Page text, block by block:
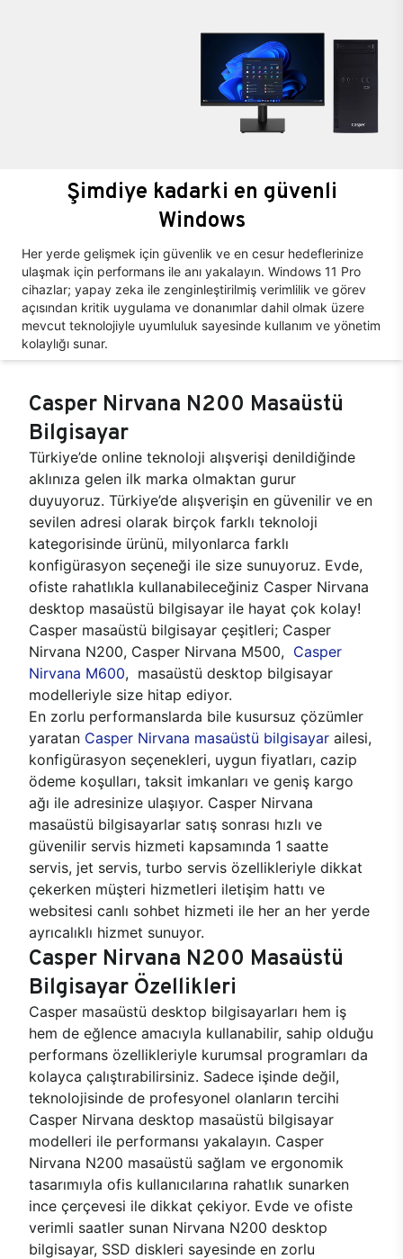
Şimdiye kadarki en güvenli
Windows
Her yerde gelişmek için güvenlik ve en cesur hedeflerinize
ulaşmak için performans ile anı yakalayın. Windows 11 Pro
cihazlar; yapay zeka ile zenginleştirilmiş verimlilik ve görev
açısından kritik uygulama ve donanımlar dahil olmak üzere
mevcut teknolojiyle uyumluluk sayesinde kullanım ve yönetim
kolaylığı sunar.
Casper Nirvana N200 Masaüstü
Bilgisayar
Türkiye’de online teknoloji alışverişi denildiğinde
aklınıza gelen ilk marka olmaktan gurur
duyuyoruz. Türkiye’de alışverişin en güvenilir ve en
sevilen adresi olarak birçok farklı teknoloji
kategorisinde ürünü, milyonlarca farklı
konfigürasyon seçeneği ile size sunuyoruz. Evde,
ofiste rahatlıkla kullanabileceğiniz Casper Nirvana
desktop masaüstü bilgisayar ile hayat çok kolay!
Casper masaüstü bilgisayar çeşitleri; Casper
Nirvana N200, Casper Nirvana M500, Casper
Nirvana M600, masaüstü desktop bilgisayar
modelleriyle size hitap ediyor.
En zorlu performanslarda bile kusursuz çözümler
yaratan Casper Nirvana masaüstü bilgisayar ailesi,
konfigürasyon seçenekleri, uygun fiyatları, cazip
ödeme koşulları, taksit imkanları ve geniş kargo
ağı ile adresinize ulaşıyor. Casper Nirvana
masaüstü bilgisayarlar satış sonrası hızlı ve
güvenilir servis hizmeti kapsamında 1 saatte
servis, jet servis, turbo servis özellikleriyle dikkat
çekerken müşteri hizmetleri iletişim hattı ve
websitesi canlı sohbet hizmeti ile her an her yerde
ayrıcalıklı hizmet sunuyor.
Casper Nirvana N200 Masaüstü
Bilgisayar Özellikleri
Casper masaüstü desktop bilgisayarları hem iş
hem de eğlence amacıyla kullanabilir, sahip olduğu
performans özellikleriyle kurumsal programları da
kolayca çalıştırabilirsiniz. Sadece işinde değil,
teknolojisinde de profesyonel olanların tercihi
Casper Nirvana desktop masaüstü bilgisayar
modelleri ile performansı yakalayın. Casper
Nirvana N200 masaüstü sağlam ve ergonomik
tasarımıyla ofis kullanıcılarına rahatlık sunarken
ince çerçevesi ile dikkat çekiyor. Evde ve ofiste
verimli saatler sunan Nirvana N200 desktop
bilgisayar, SSD diskleri sayesinde en zorlu